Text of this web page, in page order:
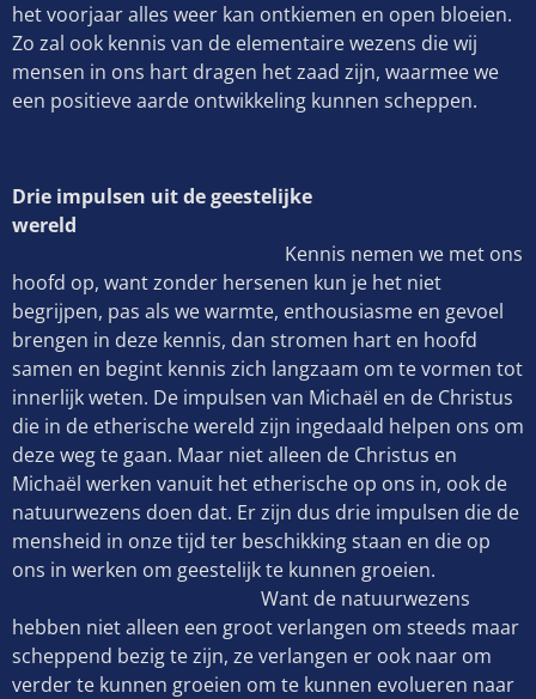
het voorjaar alles weer kan ontkiemen en open bloeien.
Zo zal ook kennis van de elementaire wezens die wij
mensen in ons hart dragen het zaad zijn, waarmee we
een positieve aarde ontwikkeling kunnen scheppen.
Drie impulsen uit de geestelijke
wereld
Kennis nemen we met ons
hoofd op, want zonder hersenen kun je het niet
begrijpen, pas als we warmte, enthousiasme en gevoel
brengen in deze kennis, dan stromen hart en hoofd
samen en begint kennis zich langzaam om te vormen tot
innerlijk weten. De impulsen van Michaël en de Christus
die in de etherische wereld zijn ingedaald helpen ons om
deze weg te gaan. Maar niet alleen de Christus en
Michaël werken vanuit het etherische op ons in, ook de
natuurwezens doen dat. Er zijn dus drie impulsen die de
mensheid in onze tijd ter beschikking staan en die op
ons in werken om geestelijk te kunnen groeien.
Want de natuurwezens
hebben niet alleen een groot verlangen om steeds maar
scheppend bezig te zijn, ze verlangen er ook naar om
verder te kunnen groeien om te kunnen evolueren naar